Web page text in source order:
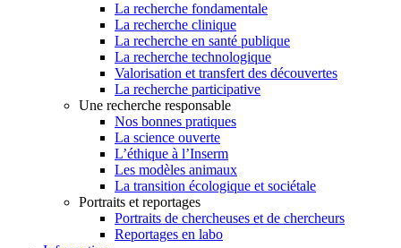
La recherche fondamentale
La recherche clinique
La recherche en santé publique
La recherche technologique
Valorisation et transfert des découvertes
La recherche participative
Une recherche responsable
Nos bonnes pratiques
La science ouverte
L’éthique à l’Inserm
Les modèles animaux
La transition écologique et sociétale
Portraits et reportages
Portraits de chercheuses et de chercheurs
Reportages en labo